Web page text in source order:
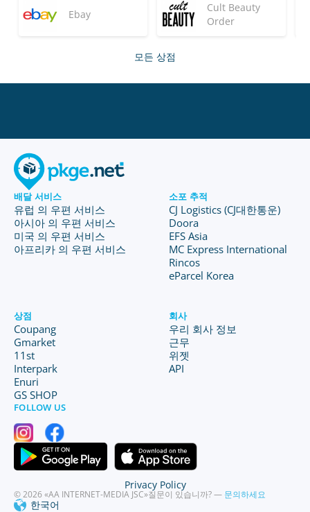
Ebay
Cult Beauty
Order
모든 상점
배달 서비스
유럽 의 우편 서비스
아시아 의 우편 서비스
미국 의 우편 서비스
아프리카 의 우편 서비스
소포 추적
CJ Logistics (CJ대한통운)
Doora
EFS Asia
MC Express International
Rincos
eParcel Korea
상점
Coupang
Gmarket
11st
Interpark
Enuri
GS SHOP
회사
우리 회사 정보
근무
위젯
API
FOLLOW US
© 2026 «AA INTERNET-MEDIA JSC»질문이 있습니까? — 문의하세요
한국어
Privacy Policy